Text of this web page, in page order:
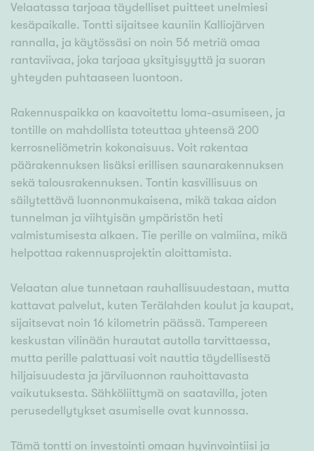
Velaatassa tarjoaa täydelliset puitteet unelmiesi
kesäpaikalle. Tontti sijaitsee kauniin Kalliojärven
rannalla, ja käytössäsi on noin 56 metriä omaa
rantaviivaa, joka tarjoaa yksityisyyttä ja suoran
yhteyden puhtaaseen luontoon.
Rakennuspaikka on kaavoitettu loma-asumiseen, ja
tontille on mahdollista toteuttaa yhteensä 200
kerrosneliömetrin kokonaisuus. Voit rakentaa
päärakennuksen lisäksi erillisen saunarakennuksen
sekä talousrakennuksen. Tontin kasvillisuus on
säilytettävä luonnonmukaisena, mikä takaa aidon
tunnelman ja viihtyisän ympäristön heti
valmistumisesta alkaen. Tie perille on valmiina, mikä
helpottaa rakennusprojektin aloittamista.
Velaatan alue tunnetaan rauhallisuudestaan, mutta
kattavat palvelut, kuten Terälahden koulut ja kaupat,
sijaitsevat noin 16 kilometrin päässä. Tampereen
keskustan vilinään hurautat autolla tarvittaessa,
mutta perille palattuasi voit nauttia täydellisestä
hiljaisuudesta ja järviluonnon rauhoittavasta
vaikutuksesta. Sähköliittymä on saatavilla, joten
perusedellytykset asumiselle ovat kunnossa.
Tämä tontti on investointi omaan hyvinvointiisi ja